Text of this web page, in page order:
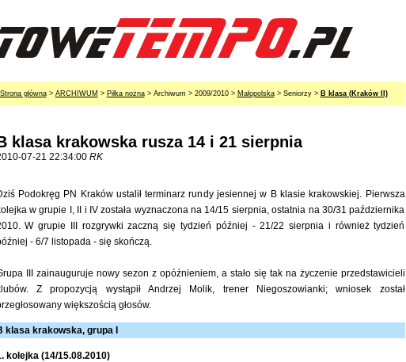
Strona główna> ARCHIWUM > Piłka nożna> Archiwum > 2009/2010 > Małopolska> Seniorzy > B klasa (Kraków II)
klasa krakowska rusza 14 i 21 sierpnia
07-21 22:34:00 RK
Podokręg PN Kraków ustalił terminarz rundy jesiennej w B klasie krakowskiej. Pierwsza
w grupie I, II i IV została wyznaczona na 14/15 sierpnia, ostatnia na 30/31 października
W grupie III rozgrywki zaczną się tydzień później - 21/22 sierpnia i również tydzień
- 6/7 listopada - się skończą.
III zainauguruje nowy sezon z opóźnieniem, a stało się tak na życzenie przedstawicieli
Z propozycją wystąpił Andrzej Molik, trener Niegoszowianki; wniosek został
większością głosów.
klasa krakowska, grupa I
kolejka (14/15.08.2010)